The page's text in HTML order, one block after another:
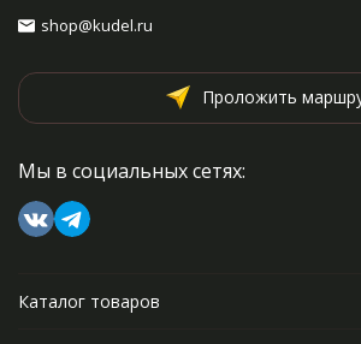
shop@kudel.ru
Проложить
Мы в социальных сетях:
Каталог товаров